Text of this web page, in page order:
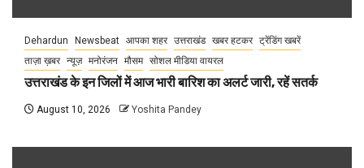
Dehardun Newsbeat आपका शहर उत्तराखंड खबर हटकर ट्रेंडिंग खबरें
ताज़ा ख़बर न्यूज़ मनोरंजन मौसम सोशल मीडिया वायरल
उत्तराखंड के इन जिलों में आज भारी बारिश का अलर्ट जारी, रहें सतर्क
August 10, 2026 Yoshita Pandey